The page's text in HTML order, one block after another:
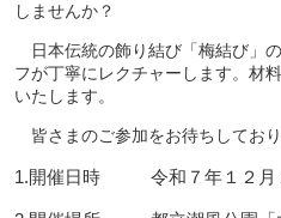
しませんか？
日本伝統の飾り結び「梅結び」
フが丁寧にレクチャーします。材
いたします。
皆さまのご参加をお待ちしており
1.開催日時 令和７年１２